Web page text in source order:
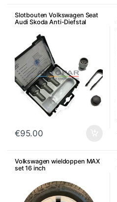
Slotbouten Volkswagen Seat
Audi Skoda Anti-Diefstal
€95.00
Volkswagen wieldoppen MAX
set 16 inch